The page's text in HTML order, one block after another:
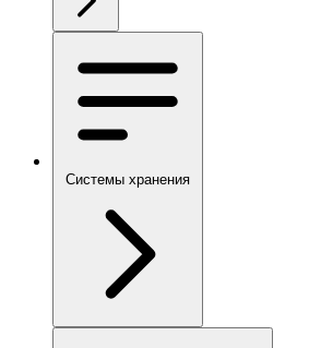
Системы хранения